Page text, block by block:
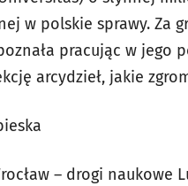
w polskie sprawy. Za
pracując w jego
arcydzieł, jakie
– drogi naukowe